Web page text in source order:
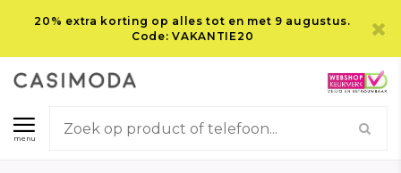
20% extra korting op alles tot en met 9 augustus.
Code: VAKANTIE20
menu